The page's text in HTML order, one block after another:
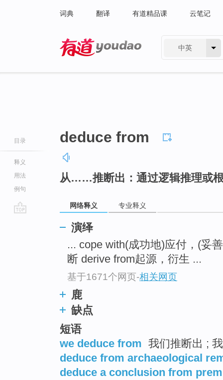
词典 翻译 有道精品课 云笔记
中英
目录
释义
用法
例句
deduce from
从……推断出：通过逻辑推理或
网络释义 专业释义
演绎
... cope with(成功地)应付，(妥
断 derive from起源，衍生 ...
基于1671个网页-相关网页
鹿
缺点
短语
we deduce from 我们推断出 ;
deduce from archaeological
deduce a conclusion from